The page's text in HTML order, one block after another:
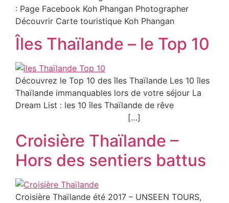
: Page Facebook Koh Phangan Photographer
Découvrir Carte touristique Koh Phangan
Îles Thaïlande – le Top 10
Découvrez le Top 10 des îles Thaïlande Les 10 îles
Thaïlande immanquables lors de votre séjour La
Dream List : les 10 îles Thaïlande de rêve
[…]
Croisière Thaïlande –
Hors des sentiers battus
Croisière Thaïlande été 2017 – UNSEEN TOURS,